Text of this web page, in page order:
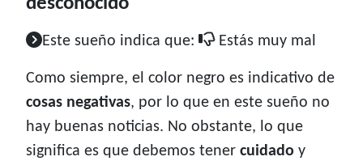
Este sueño indica que: Estás muy mal
Como siempre, el color negro es indicativo de
cosas negativas, por lo que en este sueño no
hay buenas noticias. No obstante, lo que
significa es que debemos tener cuidado y